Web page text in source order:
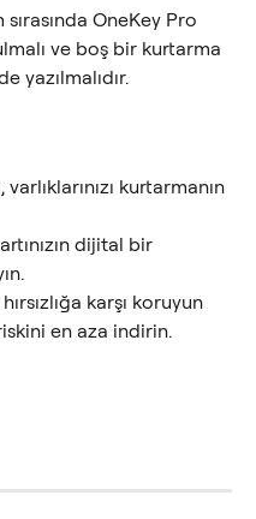
OneKey Pro
ve boş bir kurtarma
yazılmalıdır.
kurtarmanın
dijital bir
karşı koruyun
en aza indirin.